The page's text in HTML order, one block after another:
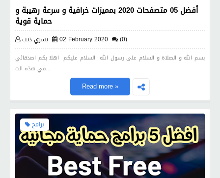
أفضل 05 متصفحات 2020 بمميزات خرافية و سرعة رهيبة و
حماية قوية
يسري ذيب 02 February 2020 (0)
بسم الله و الصلاة و السلام على رسول الله السلام عليكم اهلا بكم اصدقائي
في هذه الت…
Read more »
برامج